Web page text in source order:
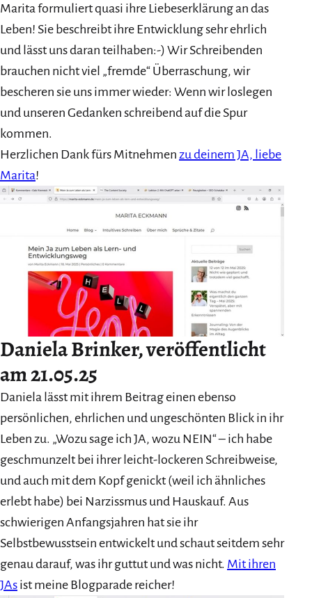
Marita formuliert quasi ihre Liebeserklärung an das
Leben! Sie beschreibt ihre Entwicklung sehr ehrlich
und lässt uns daran teilhaben:-) Wir Schreibenden
brauchen nicht viel „fremde“ Überraschung, wir
bescheren sie uns immer wieder: Wenn wir loslegen
und unseren Gedanken schreibend auf die Spur
kommen.
Herzlichen Dank fürs Mitnehmen zu deinem JA, liebe
Marita!
Daniela Brinker, veröffentlicht
am 21.05.25
Daniela lässt mit ihrem Beitrag einen ebenso
persönlichen, ehrlichen und ungeschönten Blick in ihr
Leben zu. „Wozu sage ich JA, wozu NEIN“ – ich habe
geschmunzelt bei ihrer leicht-lockeren Schreibweise,
und auch mit dem Kopf genickt (weil ich ähnliches
erlebt habe) bei Narzissmus und Hauskauf. Aus
schwierigen Anfangsjahren hat sie ihr
Selbstbewusstsein entwickelt und schaut seitdem sehr
genau darauf, was ihr guttut und was nicht. Mit ihren
JAs ist meine Blogparade reicher!